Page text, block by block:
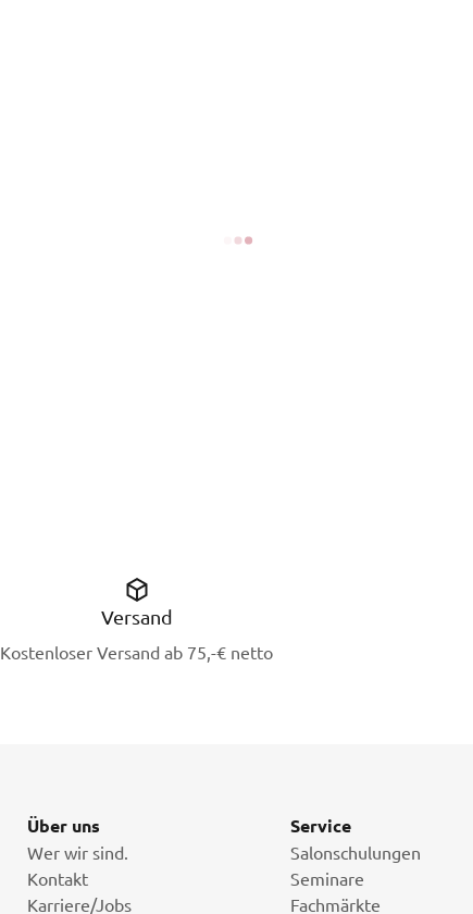
Versand
Kostenloser Versand ab 75,-€ netto
Über uns
Wer wir sind.
Kontakt
Karriere/Jobs
Service
Salonschulungen
Seminare
Fachmärkte